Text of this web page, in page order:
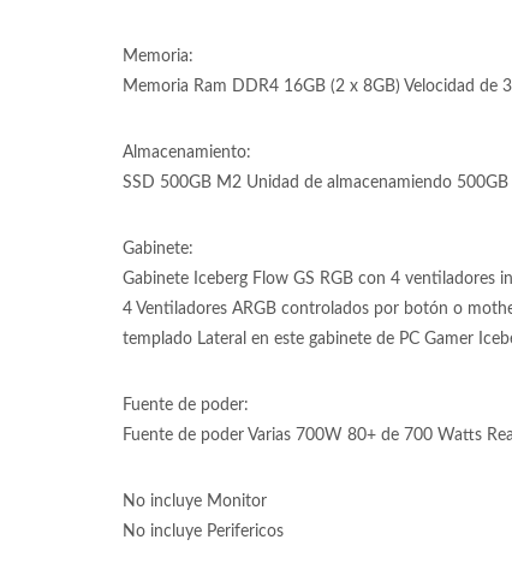
Memoria:
Memoria Ram DDR4 16GB (2 x 8GB) Velocidad de
Almacenamiento:
SSD 500GB M2 Unidad de almacenamiendo
Gabinete:
Gabinete Iceberg Flow GS RGB con 4 ventiladores
4 Ventiladores ARGB controlados por botón o
templado Lateral en este gabinete de PC Gamer
Fuente de poder:
Fuente de poder Varias 700W 80+ de 700 Watts
No incluye Monitor
No incluye Perifericos